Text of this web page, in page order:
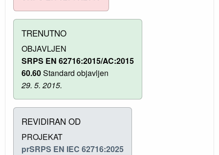
TRENUTNO
OBJAVLJEN
SRPS EN 62716:2015/AC:2015
60.60Standard objavljen
29. 5. 2015.
REVIDIRAN OD
PROJEKAT
prSRPS EN IEC 62716:2025